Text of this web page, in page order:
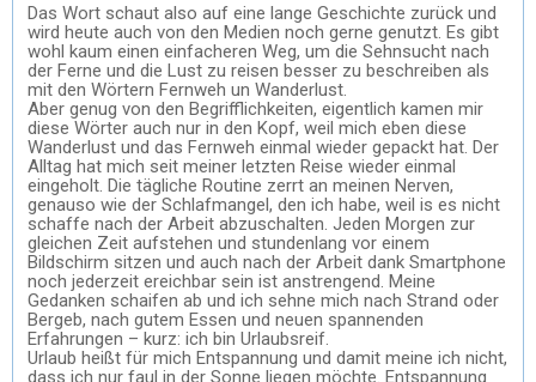
Das Wort schaut also auf eine lange Geschichte zurück und
wird heute auch von den Medien noch gerne genutzt. Es gibt
wohl kaum einen einfacheren Weg, um die Sehnsucht nach
der Ferne und die Lust zu reisen besser zu beschreiben als
mit den Wörtern Fernweh un Wanderlust.
Aber genug von den Begrifflichkeiten, eigentlich kamen mir
diese Wörter auch nur in den Kopf, weil mich eben diese
Wanderlust und das Fernweh einmal wieder gepackt hat. Der
Alltag hat mich seit meiner letzten Reise wieder einmal
eingeholt. Die tägliche Routine zerrt an meinen Nerven,
genauso wie der Schlafmangel, den ich habe, weil is es nicht
schaffe nach der Arbeit abzuschalten. Jeden Morgen zur
gleichen Zeit aufstehen und stundenlang vor einem
Bildschirm sitzen und auch nach der Arbeit dank Smartphone
noch jederzeit ereichbar sein ist anstrengend. Meine
Gedanken schaifen ab und ich sehne mich nach Strand oder
Bergeb, nach gutem Essen und neuen spannenden
Erfahrungen – kurz: ich bin Urlaubsreif.
Urlaub heißt für mich Entspannung und damit meine ich nicht,
dass ich nur faul in der Sonne liegen möchte. Entspannung